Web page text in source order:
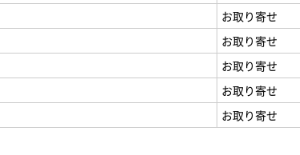
お取り寄せ
お取り寄せ
お取り寄せ
お取り寄せ
お取り寄せ